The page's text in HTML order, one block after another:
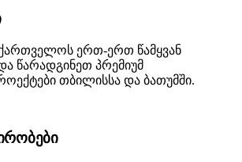
ერთ-ერთ წამყვან
წარადგინეთ პრემიუმ
თბილისსა და ბათუმში.